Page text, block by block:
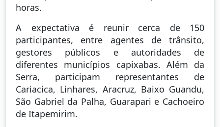
horas.
A expectativa é reunir cerca de 150
participantes, entre agentes de trânsito,
gestores públicos e autoridades de
diferentes municípios capixabas. Além da
Serra, participam representantes de
Cariacica, Linhares, Aracruz, Baixo Guandu,
São Gabriel da Palha, Guarapari e Cachoeiro
de Itapemirim.